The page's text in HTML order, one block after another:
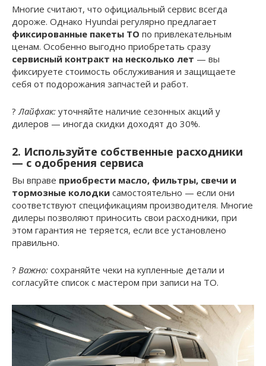
Многие считают, что официальный сервис всегда
дороже. Однако Hyundai регулярно предлагает
фиксированные пакеты ТО по привлекательным
ценам. Особенно выгодно приобретать сразу
сервисный контракт на несколько лет — вы
фиксируете стоимость обслуживания и защищаете
себя от подорожания запчастей и работ.
?Лайфхак: уточняйте наличие сезонных акций у
дилеров — иногда скидки доходят до 30%.
2. Используйте собственные расходники
— с одобрения сервиса
Вы вправе приобрести масло, фильтры, свечи и
тормозные колодки самостоятельно — если они
соответствуют спецификациям производителя. Многие
дилеры позволяют приносить свои расходники, при
этом гарантия не теряется, если все установлено
правильно.
? Важно: сохраняйте чеки на купленные детали и
согласуйте список с мастером при записи на ТО.